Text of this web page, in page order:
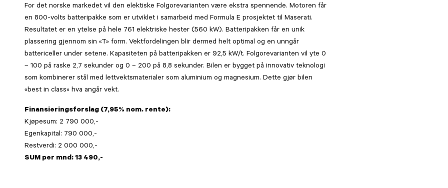
For det norske markedet vil den elektiske Folgorevarianten være ekstra spennende. Motoren får
en 800-volts batteripakke som er utviklet i samarbeid med Formula E prosjektet til Maserati.
Resultatet er en ytelse på hele 761 elektriske hester (560 kW). Batteripakken får en unik
plassering gjennom sin «T» form. Vektfordelingen blir dermed helt optimal og en unngår
battericeller under setene. Kapasiteten på batteripakken er 92,5 kW/t. Folgorevarianten vil yte 0
– 100 på raske 2,7 sekunder og 0 – 200 på 8,8 sekunder. Bilen er bygget på innovativ teknologi
som kombinerer stål med lettvektsmaterialer som aluminium og magnesium. Dette gjør bilen
«best in class» hva angår vekt.
Finansieringsforslag (7,95% nom. rente):
Kjøpesum: 2 790 000,-
Egenkapital: 790 000,-
Restverdi: 2 000 000,-
SUM per mnd: 13 490,-